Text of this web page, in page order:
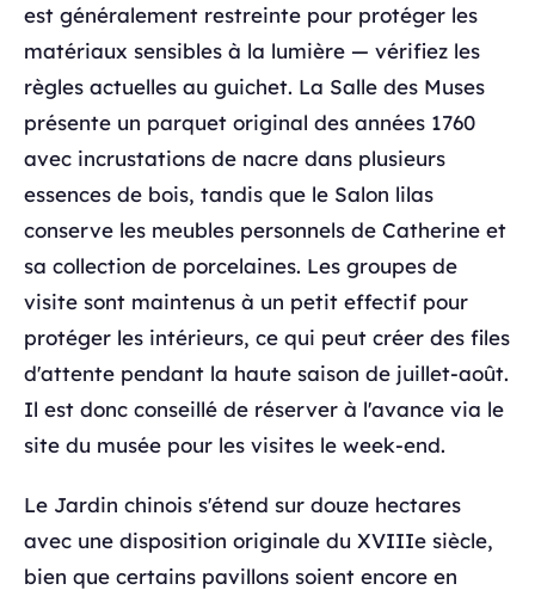
est généralement restreinte pour protéger les
matériaux sensibles à la lumière — vérifiez les
règles actuelles au guichet. La Salle des Muses
présente un parquet original des années 1760
avec incrustations de nacre dans plusieurs
essences de bois, tandis que le Salon lilas
conserve les meubles personnels de Catherine et
sa collection de porcelaines. Les groupes de
visite sont maintenus à un petit effectif pour
protéger les intérieurs, ce qui peut créer des files
d'attente pendant la haute saison de juillet-août.
Il est donc conseillé de réserver à l'avance via le
site du musée pour les visites le week-end.
Le Jardin chinois s'étend sur douze hectares
avec une disposition originale du XVIIIe siècle,
bien que certains pavillons soient encore en